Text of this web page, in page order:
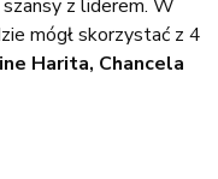
z liderem. W
mógł skorzystać z 4
Harita, Chancela